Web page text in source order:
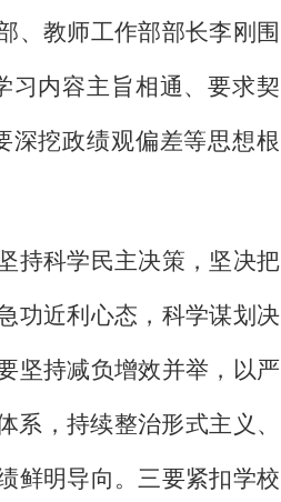
、教师工作部部长李刚围
习内容主旨相通、要求契
深挖政绩观偏差等思想根
持科学民主决策，坚决把
功近利心态，科学谋划决
坚持减负增效并举，以严
系，持续整治形式主义、
鲜明导向。三要紧扣学校